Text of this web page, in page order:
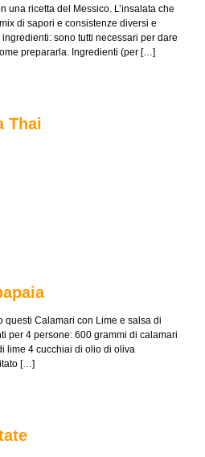
una ricetta del Messico. L’insalata che
di sapori e consistenze diversi e
sono tutti necessari per dare
prepararla. Ingredienti (per […]
Thai
questi Calamari con Lime e salsa di
per 4 persone: 600 grammi di calamari
lime 4 cucchiai di olio di oliva
[…]